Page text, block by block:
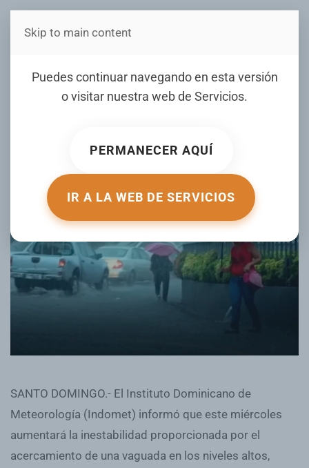
Estás en Telenord Medios
Puedes continuar navegando en esta versión
o visitar nuestra web de Servicios.
PERMANECER AQUÍ
IR A LA WEB DE SERVICIOS
Skip to main content
Meteorología pronostica
lluvias y emite alertas
SANTO DOMINGO.- El Instituto Dominicano de
Meteorología (Indomet) informó que este miércoles
aumentará la inestabilidad proporcionada por el
acercamiento de una vaguada en los niveles altos,